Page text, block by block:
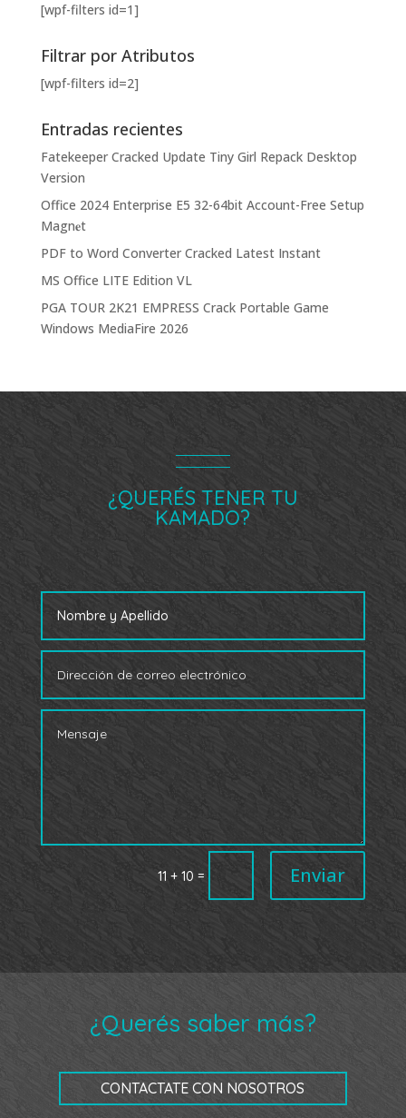
[wpf-filters id=1]
Filtrar por Atributos
[wpf-filters id=2]
Entradas recientes
Fatekeeper Cracked Update Tiny Girl Repack Desktop
Version
Office 2024 Enterprise E5 32-64bit Account-Free Setup
Magn𝐞t
PDF to Word Converter Cracked Latest Instant
MS Office LITE Edition VL
PGA TOUR 2K21 EMPRESS Crack Portable Game
Windows MediaFire 2026
¿QUERÉS TENER TU
KAMADO?
11 + 10 = Enviar
¿Querés saber más?
CONTACTATE CON NOSOTROS